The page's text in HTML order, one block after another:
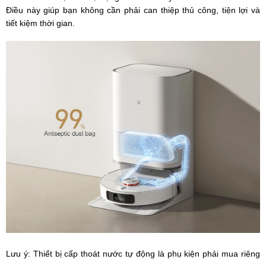
Điều này giúp bạn không cần phải can thiệp thủ công, tiện lợi và
tiết kiệm thời gian.
Lưu ý: Thiết bị cấp thoát nước tự động là phụ kiện phải mua riêng